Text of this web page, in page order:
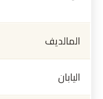
المالديف
اليابان